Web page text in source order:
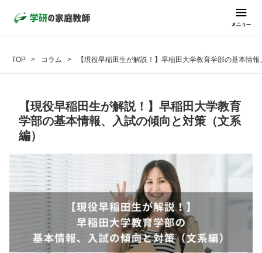
TOP コラム 【現役早稲田生が解説！】早稲田大学教育学部の基本情
【現役早稲田生が解説！】早稲田大学教育
学部の基本情報、入試の傾向と対策（文系
編）